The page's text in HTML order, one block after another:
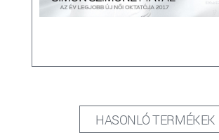
HASONLÓ TERMÉKEK